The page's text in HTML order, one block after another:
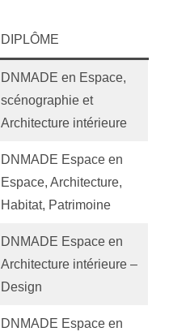
DIPLÔME
DNMADE en Espace,
scénographie et
Architecture intérieure
DNMADE Espace en
Espace, Architecture,
Habitat, Patrimoine
DNMADE Espace en
Architecture intérieure –
Design
DNMADE Espace en